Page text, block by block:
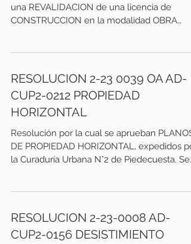
una REVALIDACION de una licencia de
CONSTRUCCION en la modalidad OBRA
RESOLUCION 2-23 0039 OA AD-
CUP2-0212 PROPIEDAD
HORIZONTAL
Resolución por la cual se aprueban PLANOS
DE PROPIEDAD HORIZONTAL, expedidos
la Curaduría Urbana N°2 de Piedecuesta. Se
RESOLUCION 2-23-0008 AD-
CUP2-0156 DESISTIMIENTO